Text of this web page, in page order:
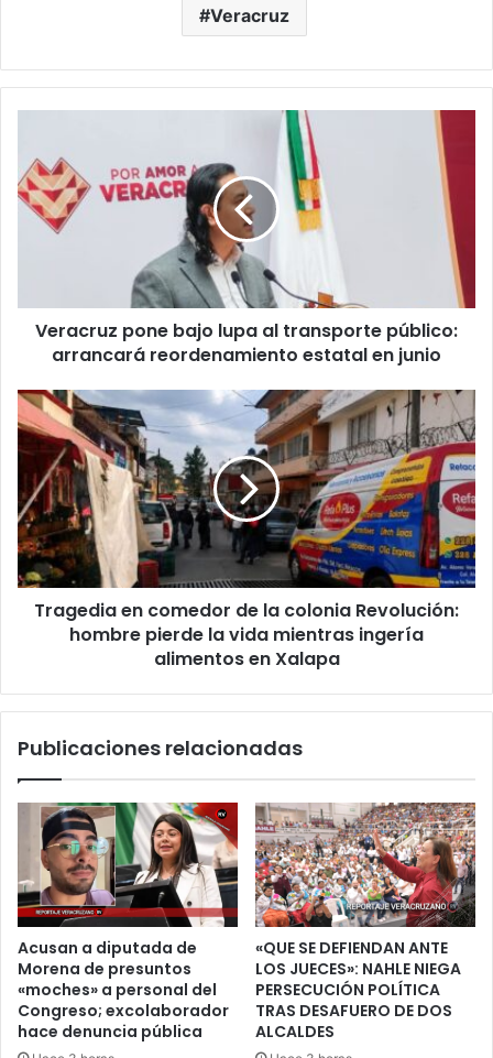
Veracruz
bajo
lupa
al
transporte
reordenamiento
estatal
Veracruz pone bajo lupa al transporte público:
arrancará reordenamiento estatal en junio
Tragedia
en
comedor
la
colonia
Revolución:
hombre
pierde
alimentos
Xalapa
Tragedia en comedor de la colonia Revolución:
hombre pierde la vida mientras ingería
alimentos en Xalapa
Publicaciones relacionadas
Acusan a diputada de
Morena de presuntos
«moches» a personal del
Congreso; excolaborador
hace denuncia pública
«QUE SE DEFIENDAN ANTE
LOS JUECES»: NAHLE NIEGA
PERSECUCIÓN POLÍTICA
TRAS DESAFUERO DE DOS
ALCALDES